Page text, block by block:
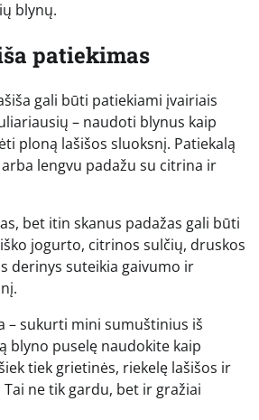
blynų.
patiekimas
gali būti patiekiami įvairiais
– naudoti blynus kaip
ploną lašišos sluoksnį. Patiekalą
lengvu padažu su citrina ir
bet itin skanus padažas gali būti
jogurto, citrinos sulčių, druskos
derinys suteikia gaivumo ir
– sukurti mini sumuštinius iš
blyno puselę naudokite kaip
tiek grietinės, riekelę lašišos ir
ne tik gardu, bet ir gražiai